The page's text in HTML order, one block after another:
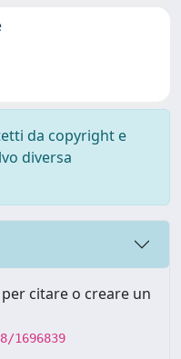
da copyright e
diversa
citare o creare un
1696839